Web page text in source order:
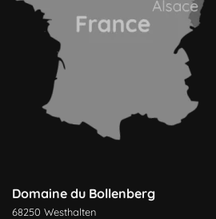
Domaine du Bollenberg
68250 Westhalten